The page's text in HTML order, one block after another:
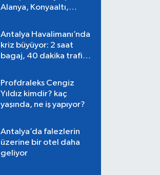
Alanya, Konyaaltı,
Antalya Havalimanı’nda
kriz büyüyor: 2 saat
bagaj, 40 dakika trafik,
Profdraleks Cengiz
Yıldız kimdir? kaç
yaşında, ne iş yapıyor?
Antalya’da falezlerin
üzerine bir otel daha
geliyor